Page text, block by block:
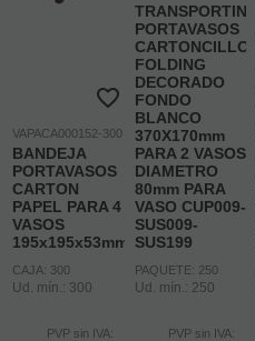
VAPACA000152-300
BANDEJA
PORTAVASOS
CARTON
PAPEL PARA 4
VASOS
195x195x53mm
CAJA: 300
Ud. mín.: 300
PVP sin IVA:
TRANSPORTIN
PORTAVASOS
CARTONCILLO
FOLDING
DECORADO
FONDO
BLANCO
370X170mm
PARA 2 VASOS
DIAMETRO
80mm PARA
VASO CUP009-
SUS009-
SUS199
PAQUETE: 250
Ud. mín.: 250
PVP sin IVA: